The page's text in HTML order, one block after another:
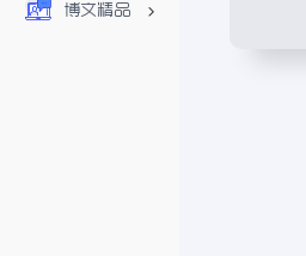
博文精品